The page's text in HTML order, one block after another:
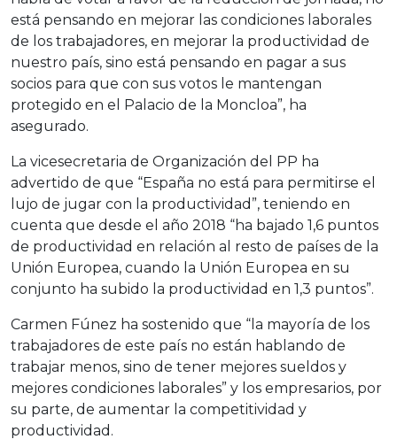
está pensando en mejorar las condiciones laborales
de los trabajadores, en mejorar la productividad de
nuestro país, sino está pensando en pagar a sus
socios para que con sus votos le mantengan
protegido en el Palacio de la Moncloa”, ha
asegurado.
La vicesecretaria de Organización del PP ha
advertido de que “España no está para permitirse el
lujo de jugar con la productividad”, teniendo en
cuenta que desde el año 2018 “ha bajado 1,6 puntos
de productividad en relación al resto de países de la
Unión Europea, cuando la Unión Europea en su
conjunto ha subido la productividad en 1,3 puntos”.
Carmen Fúnez ha sostenido que “la mayoría de los
trabajadores de este país no están hablando de
trabajar menos, sino de tener mejores sueldos y
mejores condiciones laborales” y los empresarios, por
su parte, de aumentar la competitividad y
productividad.